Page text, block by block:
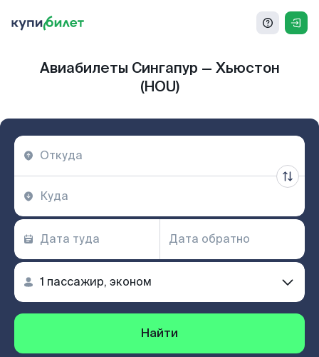
Авиабилеты Сингапур — Хьюстон
(HOU)
Найти